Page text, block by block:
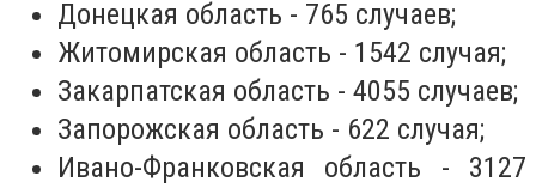
Донецкая область - 765 случаев;
Житомирская область - 1542 случая;
Закарпатская область - 4055 случаев;
Запорожская область - 622 случая;
Ивано-Франковская область - 3127